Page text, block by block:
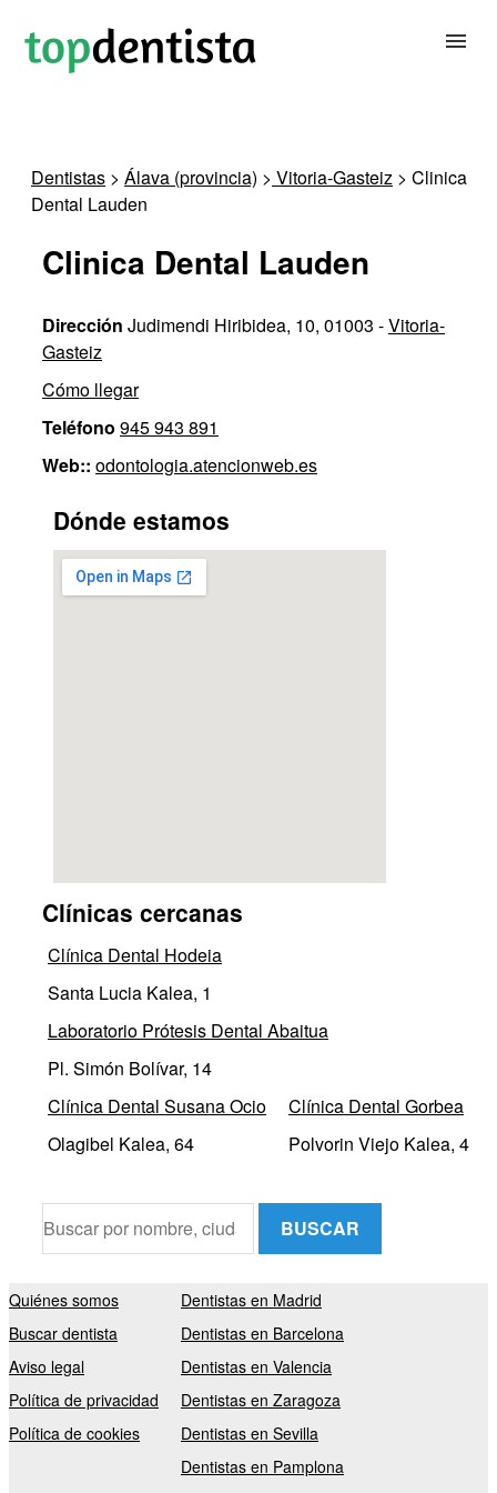
PARA CLÍNICAS DENTALES
CONTACTAR
Dentistas > Álava (provincia) > Vitoria-Gasteiz > Clinica
Dental Lauden
Clinica Dental Lauden
Dirección Judimendi Hiribidea, 10, 01003 -Vitoria-
Gasteiz
Cómo llegar
Teléfono 945 943 891
Web:: odontologia.atencionweb.es
Dónde estamos
Clínicas cercanas
Clínica Dental Hodeia
Santa Lucia Kalea, 1
Laboratorio Prótesis Dental Abaitua
Pl. Simón Bolívar, 14
Clínica Dental Susana Ocio
Olagibel Kalea, 64
Clínica Dental Gorbea
Polvorin Viejo Kalea, 4
BUSCAR
Quiénes somos
Buscar dentista
Aviso legal
Política de privacidad
Política de cookies
Dentistas en Madrid
Dentistas en Barcelona
Dentistas en Valencia
Dentistas en Zaragoza
Dentistas en Sevilla
Dentistas en Pamplona